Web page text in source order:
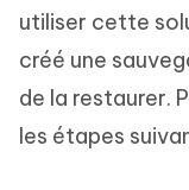
utiliser cette
créé une
de la restaurer.
les étapes